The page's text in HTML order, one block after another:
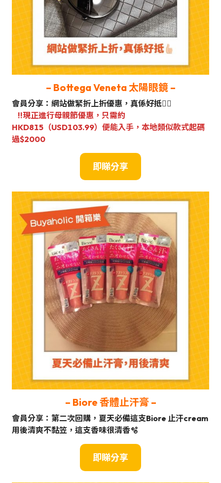
– Bottega Veneta 太陽眼鏡 –
會員分享：網站做緊折上折優惠，真係好抵👍🏼
‼️現正進行母親節優惠，只需約
HKD815（USD103.99）便能入手，本地類似款式起碼
過$2000
即睇分享
– Biore 香體止汗膏 –
會員分享：第二次回購，夏天必備這支Biore 止汗cream
用後清爽不黏笠，這支香味很清香🫧
即睇分享